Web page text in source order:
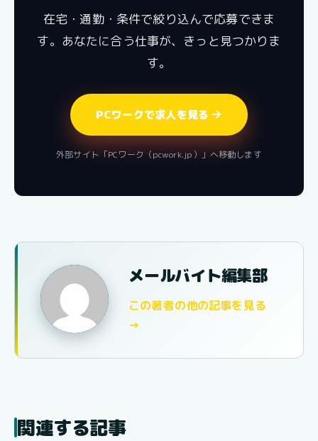
在宅・通勤・条件で絞り込んで応募できま
す。あなたに合う仕事が、きっと見つかりま
す。
PCワークで求人を見る
外部サイト「PCワーク（pcwork.jp）」へ移動します
メールバイト編集部
この著者の他の記事を見る
→
関連する記事